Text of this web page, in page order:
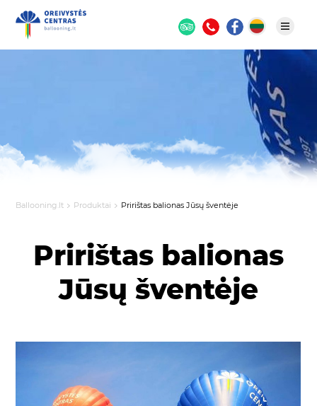
Ballooning.lt Produktai Pririštas balionas Jūsų šventėje
Pririštas balionas
Jūsų šventėje